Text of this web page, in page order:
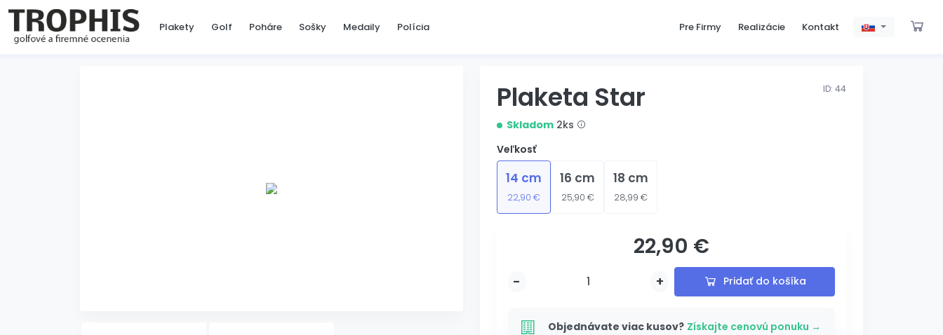
Plakety Golf Poháre Sošky Medaily Polícia Pre Firmy Realizácie Kontakt
Plaketa Star ID: 44
Skladom 2ks
Veľkosť
14 cm
22,90 €
16 cm
25,90 €
18 cm
28,99 €
22,90 €
s gravírovaním
- +
Pridať do košíka
Pridávam...
Pridané
Objednávate viac kusov? Získajte cenovú ponuku →